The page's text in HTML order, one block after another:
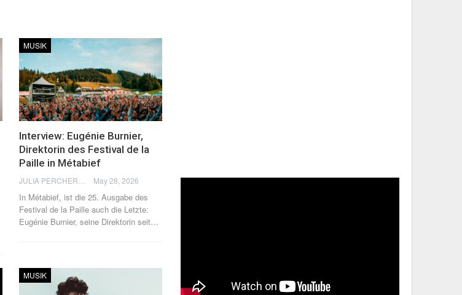
MUSIK
Interview: Eugénie Burnier,
Direktorin des Festival de la
Paille in Métabief
May 28, 2026
In Métabief, ist die 25. Ausgabe des
Festival de la Paille auch die Letzte:
Eugénie Burnier, seine Direktorin seit…
MUSIK